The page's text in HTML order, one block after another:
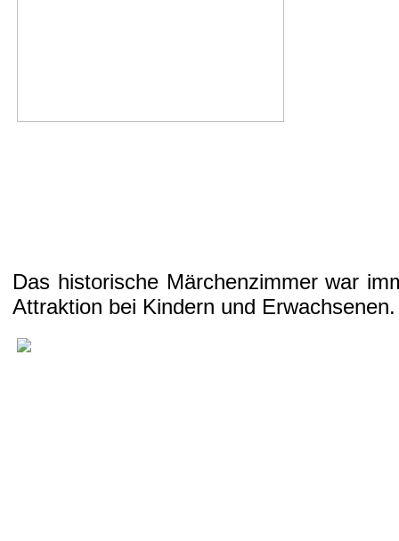
Das historische Märchenzimmer war
Attraktion bei Kindern und Erwachsenen.